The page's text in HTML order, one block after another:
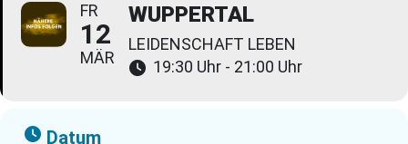
FR
12
MÄR
WUPPERTAL
LEIDENSCHAFT LEBEN
19:30 Uhr - 21:00 Uhr
Datum